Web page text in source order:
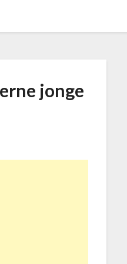
jonge